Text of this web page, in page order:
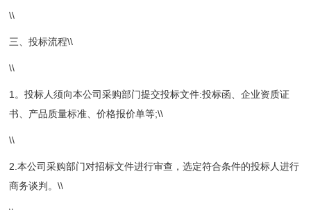
\\
三、投标流程\\
\\
1。投标人须向本公司采购部门提交投标文件:投标函、企业资质证
书、产品质量标准、价格报价单等;\\
\\
2.本公司采购部门对招标文件进行审查，选定符合条件的投标人进行
商务谈判。\\